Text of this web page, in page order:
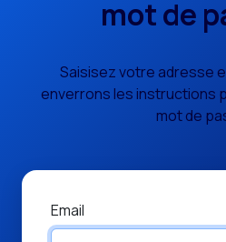
mot de
Saisisez votre adresse
enverrons les instructions
mot de
Email